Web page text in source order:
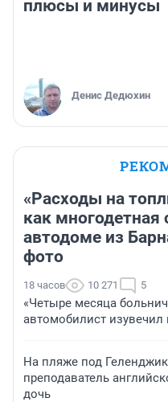
плюсы и минусы
Денис Дедюхин
«Расходы на
как многодетная
автодоме из
фото
18 часов 10 271 5
«Четыре месяца
автомобилист изувечил
На пляже под
преподаватель
дочь